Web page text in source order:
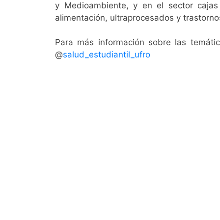
y Medioambiente, y en el sector
alimentación, ultraprocesados y
Para más información sobre las
@salud_estudiantil_ufro